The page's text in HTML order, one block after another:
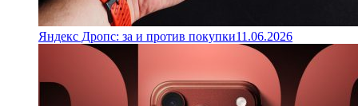
Яндекс Дропс: за и против покупки11.06.2026